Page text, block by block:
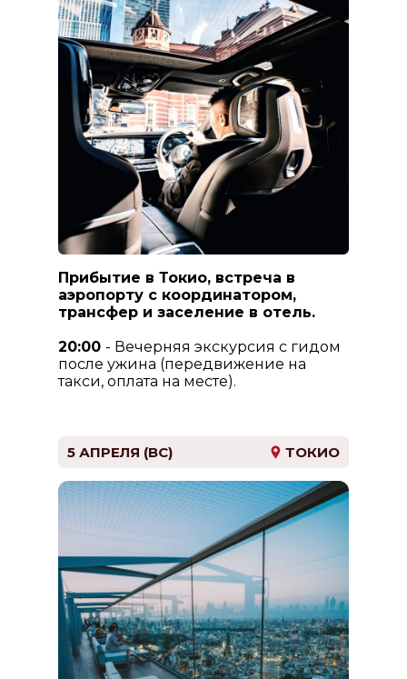
Прибытие в Токио, встреча в
аэропорту с координатором,
трансфер и заселение в отель.
20:00 - Вечерняя экскурсия с гидом
после ужина (передвижение на
такси, оплата на месте).
прогулка по знаменитой "улице
воспоминаний" Омоиде-Йокочо
в районе Синдзюку -
"токийский downtown".
Развлекательный район Кабуки-
тё - для тех, кто хочет посмотреть
нестандартный Токио. Бар-
хоппинг.
5 АПРЕЛЯ (ВС) ТОКИО